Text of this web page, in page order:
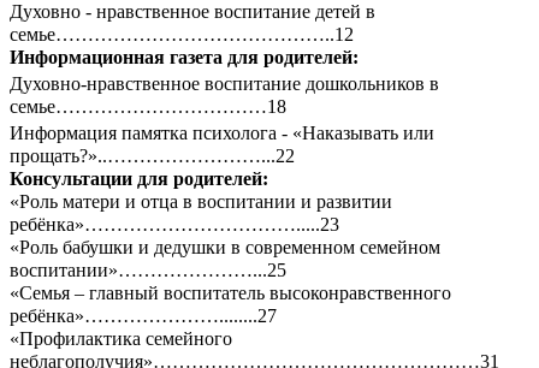
Духовно - нравственное воспитание детей в
семье……………………………………..12
Информационная газета для родителей:
Духовно-нравственное воспитание дошкольников в
семье……………………………18
Информация памятка психолога - «Наказывать или
прощать?»..……………………...22
Консультации для родителей:
«Роль матери и отца в воспитании и развитии
ребёнка»…………………………….....23
«Роль бабушки и дедушки в современном семейном
воспитании»…………………...25
«Семья – главный воспитатель высоконравственного
ребёнка»…………………........27
«Профилактика семейного
неблагополучия»……………………………………………31